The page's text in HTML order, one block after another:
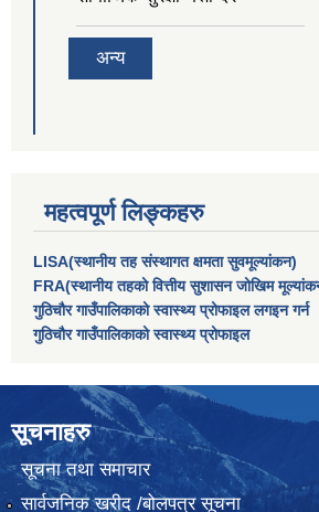
अन्य
महत्वपूर्ण लिङ्कहरु
LISA(स्थानीय तह संस्थागत क्षमता सुवमूल्यांकन)
FRA(स्थानीय तहको वित्तीय सुशासन जोखिम
गुठिचौर गाउँपालिकाको स्वास्थ्य प्रोफाइल लगइन गर्न
गुठिचौर गाउँपालिकाको स्वास्थ्य प्रोफाइल
सूचनाहरु
सूचना तथा समाचार
सार्वजनिक खरीद /बोलपत्र सूचना